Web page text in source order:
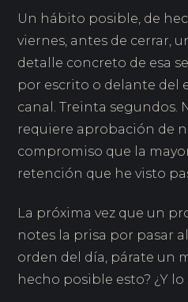
Un hábito posible, de
viernes, antes de cerrar,
detalle concreto de esa
por escrito o delante del
canal. Treinta segundos.
requiere aprobación de
compromiso que la
retención que he visto
La próxima vez que un
notes la prisa por pasar
orden del día, párate un
hecho posible esto? ¿Y lo